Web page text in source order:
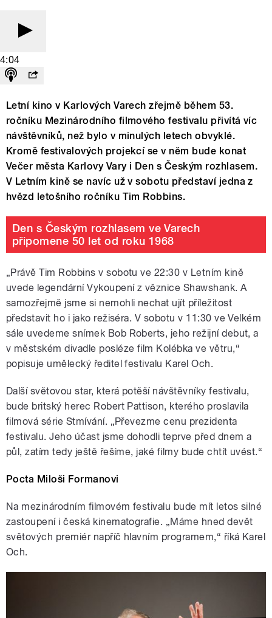
4:04
Letní kino v Karlových Varech zřejmě během 53.
ročníku Mezinárodního filmového festivalu přivítá víc
návštěvníků, než bylo v minulých letech obvyklé.
Kromě festivalových projekcí se v něm bude konat
Večer města Karlovy Vary i Den s Českým rozhlasem.
V Letním kině se navíc už v sobotu představí jedna z
hvězd letošního ročníku Tim Robbins.
Den s Českým rozhlasem ve Varech
připomene 50 let od roku 1968
„Právě Tim Robbins v sobotu ve 22:30 v Letním kině
uvede legendární Vykoupení z věznice Shawshank. A
samozřejmě jsme si nemohli nechat ujít příležitost
představit ho i jako režiséra. V sobotu v 11:30 ve Velkém
sále uvedeme snímek Bob Roberts, jeho režijní debut, a
v městském divadle posléze film Kolébka ve větru,“
popisuje umělecký ředitel festivalu Karel Och.
Další světovou star, která potěší návštěvníky festivalu,
bude britský herec Robert Pattison, kterého proslavila
filmová série Stmívání. „Převezme cenu prezidenta
festivalu. Jeho účast jsme dohodli teprve před dnem a
půl, zatím tedy ještě řešíme, jaké filmy bude chtít uvést.“
Pocta Miloši Formanovi
Na mezinárodním filmovém festivalu bude mít letos silné
zastoupení i česká kinematografie. „Máme hned devět
světových premiér napříč hlavním programem,“ říká Karel
Och.